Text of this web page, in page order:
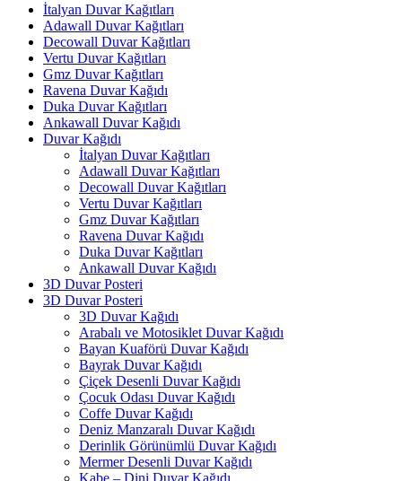
İtalyan Duvar Kağıtları
Adawall Duvar Kağıtları
Decowall Duvar Kağıtları
Vertu Duvar Kağıtları
Gmz Duvar Kağıtları
Ravena Duvar Kağıdı
Duka Duvar Kağıtları
Ankawall Duvar Kağıdı
Duvar Kağıdı
İtalyan Duvar Kağıtları
Adawall Duvar Kağıtları
Decowall Duvar Kağıtları
Vertu Duvar Kağıtları
Gmz Duvar Kağıtları
Ravena Duvar Kağıdı
Duka Duvar Kağıtları
Ankawall Duvar Kağıdı
3D Duvar Posteri
3D Duvar Posteri
3D Duvar Kağıdı
Arabalı ve Motosiklet Duvar Kağıdı
Bayan Kuaförü Duvar Kağıdı
Bayrak Duvar Kağıdı
Çiçek Desenli Duvar Kağıdı
Çocuk Odası Duvar Kağıdı
Coffe Duvar Kağıdı
Deniz Manzaralı Duvar Kağıdı
Derinlik Görünümlü Duvar Kağıdı
Mermer Desenli Duvar Kağıdı
Kabe – Dini Duvar Kağıdı